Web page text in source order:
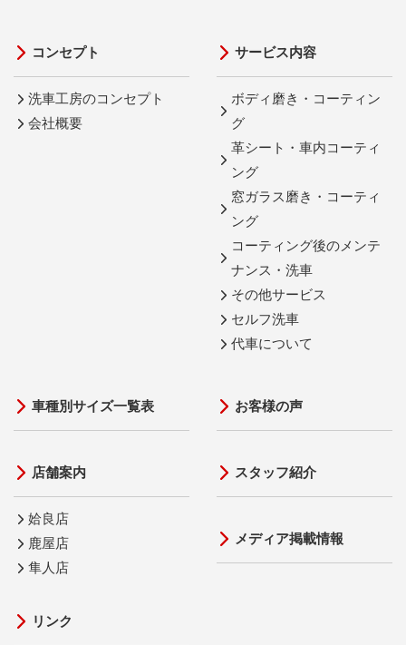
コンセプト
洗車工房のコンセプト
会社概要
サービス内容
ボディ磨き・コーティン
グ
革シート・車内コーティ
ング
窓ガラス磨き・コーティ
ング
コーティング後のメンテ
ナンス・洗車
その他サービス
セルフ洗車
代車について
車種別サイズ一覧表
店舗案内
姶良店
鹿屋店
隼人店
リンク
お客様の声
スタッフ紹介
メディア掲載情報